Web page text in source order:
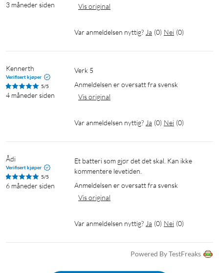
3 måneder siden Vis original
Var anmeldelsen nyttig? Ja (0) Nei (0)
Kennerth
Verifisert kjøper
5/5
4 måneder siden
Verk 5
Anmeldelsen er oversatt fra svensk
Vis original
Var anmeldelsen nyttig? Ja (0) Nei (0)
Ådi
Verifisert kjøper
5/5
6 måneder siden
Et batteri som gjør det det skal. Kan ikke
kommentere levetiden.
Anmeldelsen er oversatt fra svensk
Vis original
Var anmeldelsen nyttig? Ja (0) Nei (0)
Powered By TestFreaks